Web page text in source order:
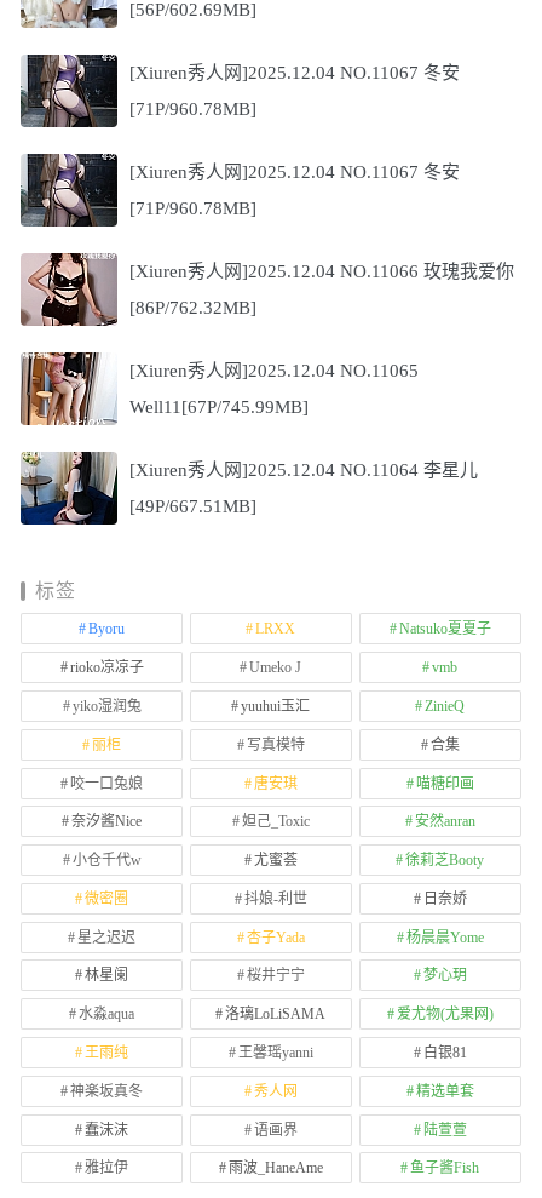
[56P/602.69MB]
[Xiuren秀人网]2025.12.04 NO.11067 冬安
[71P/960.78MB]
[Xiuren秀人网]2025.12.04 NO.11067 冬安
[71P/960.78MB]
[Xiuren秀人网]2025.12.04 NO.11066 玫瑰我爱你
[86P/762.32MB]
[Xiuren秀人网]2025.12.04 NO.11065
Well11[67P/745.99MB]
[Xiuren秀人网]2025.12.04 NO.11064 李星儿
[49P/667.51MB]
标签
Byoru LRXX Natsuko夏夏子
rioko凉凉子 Umeko J vmb
yiko湿润兔 yuuhui玉汇 ZinieQ
丽柜 写真模特 合集
咬一口兔娘 唐安琪 喵糖印画
奈汐酱Nice 妲己_Toxic 安然anran
小仓千代w 尤蜜荟 徐莉芝Booty
微密圈 抖娘-利世 日奈娇
星之迟迟 杏子Yada 杨晨晨Yome
林星阑 桜井宁宁 梦心玥
水淼aqua 洛璃LoLiSAMA 爱尤物(尤果网)
王雨纯 王馨瑶yanni 白银81
神楽坂真冬 秀人网 精选单套
蠢沫沫 语画界 陆萱萱
雅拉伊 雨波_HaneAme 鱼子酱Fish